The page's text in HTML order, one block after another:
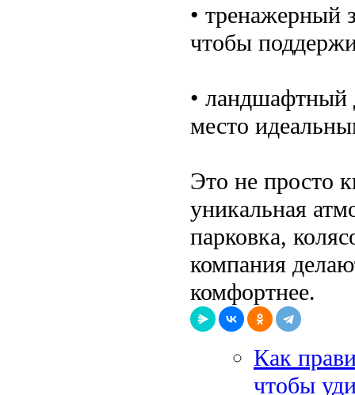
• тренажерный
чтобы
• ландшафтный
место
Это не просто
уникальная
парковка,
компания
комфортнее.
Как
чтобы